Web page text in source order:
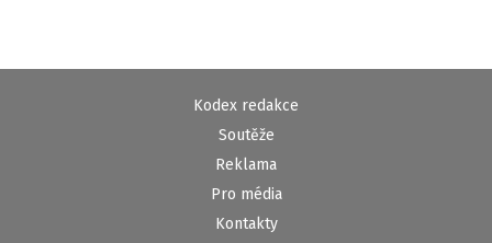
Kodex redakce
Soutěže
Reklama
Pro média
Kontakty